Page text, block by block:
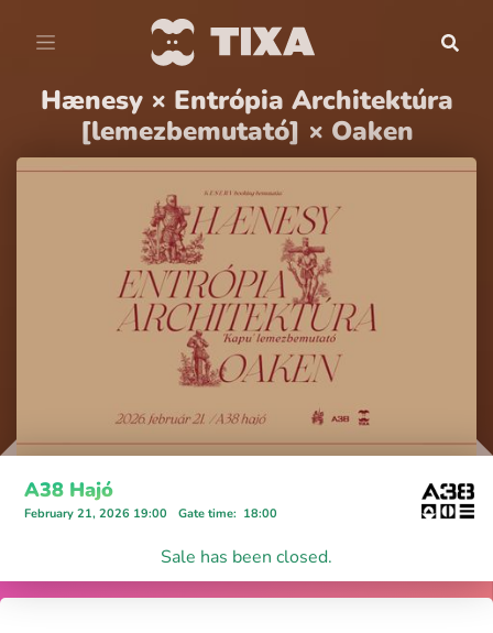
Hænesy × Entrópia Architektúra
[lemezbemutató] × Oaken
A38 Hajó
February 21, 2026 19:00 Gate time: 18:00
Sale has been closed.